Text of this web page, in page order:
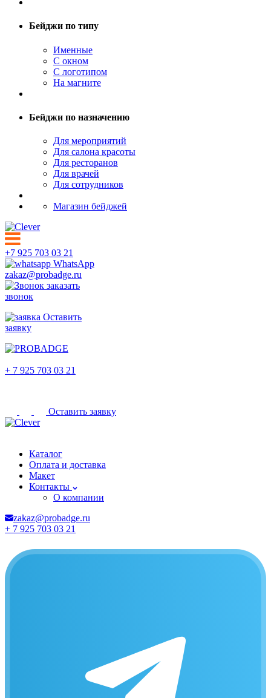
Бейджи по типу
Именные
С окном
С логотипом
На магните
Бейджи по назначению
Для мероприятий
Для салона красоты
Для ресторанов
Для врачей
Для сотрудников
Магазин бейджей
+7 925 703 03 21
WhatsApp
zakaz@probadge.ru
заказать
звонок
Оставить
заявку
+ 7 925 703 03 21
Оставить заявку
Каталог
Оплата и доставка
Макет
Контакты
О компании
zakaz@probadge.ru
+ 7 925 703 03 21